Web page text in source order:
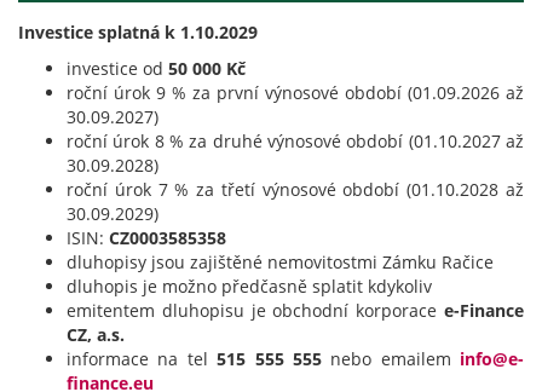
Investice splatná k 1.10.2029
investice od 50 000 Kč
roční úrok 9 % za první výnosové období (01.09.2026 až
30.09.2027)
roční úrok 8 % za druhé výnosové období (01.10.2027 až
30.09.2028)
roční úrok 7 % za třetí výnosové období (01.10.2028 až
30.09.2029)
ISIN: CZ0003585358
dluhopisy jsou zajištěné nemovitostmi Zámku Račice
dluhopis je možno předčasně splatit kdykoliv
emitentem dluhopisu je obchodní korporace e-Finance
CZ, a.s.
informace na tel515 555 555nebo emailem info@e-
finance.eu